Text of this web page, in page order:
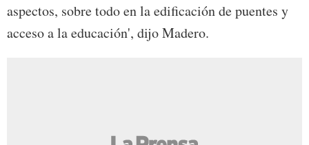
aspectos, sobre todo en la edificación de puentes y
acceso a la educación', dijo Madero.